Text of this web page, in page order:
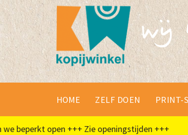
HOME ZELF DOEN PRINT-
open +++ Zie openingstijden +++